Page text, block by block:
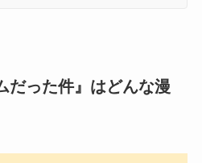
だった件』はどんな漫